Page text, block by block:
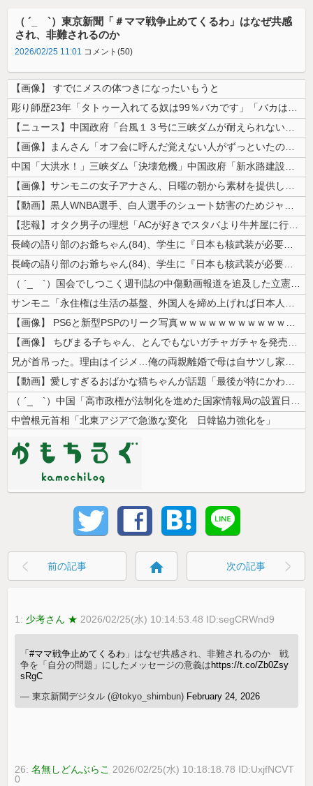
（ ´_ゝ`）東京新聞「＃ママ戦争止めてくるわ」はなぜ共感
され、非難されるのか
2026/02/25 11:01 コメント(50)
【画像】 すでにメスの体つきになったいもうと
彫り師歴23年「タトゥー入れてる奴は99％バカです」「バカは5000円...
【ニュース】中国政府「台風１３号に三峡ダムが耐えられない！全開放流しろ...
【画像】まんさん「オフ会に呼んだ覚えない人がずっといたので晒すわ」（パ...
中国「大洪水！」三峡ダム「決壊危機」中国政府「新水路建設！（三峡新水路...
【画像】サンモニの女子アナさん、日曜の朝から素材を提供してしまう
【動画】黒人WNBA選手、白人選手のシュート妨害のためジャンピング・ネ...
【悲報】オタク男子の理想「ACが好きでスタバより牛丼屋に行きたがる女」...
長崎の語り部のお爺ちゃん(84)、学生に『日本も核武装が必要』と言われ...
長崎の語り部のお爺ちゃん(84)、学生に『日本も核武装が必要』と言われ...
（ ´_ゝ`）国会でしつこく週刊誌の中傷動画報道を追及した立憲議員、自...
サンモニ「永住権は生活の基盤、外国人を締め上げれば日本人が生きやすくな...
【画像】 PS6と新型PSPのリーク写真ｗｗｗｗｗｗｗｗｗｗｗｗｗｗｗ...
【画像】 ちびまる子ちゃん、とんでもないガチャガチャを発売してしまうｗ...
兄が首吊った。理由はイジメ…俺の両親離婚で母は自サツし家庭崩壊→首謀者...
【動画】愛しすぎるおばかな猫ちゃんが話題「最後が特にかわいいｗ」
（ ´_ゝ`）中国「高市政権が法制化を進めた国家情報局の設置日が7月3...
中曽根元首相「北東アジアで急激な変化 日韓協力強化を」
前の記事 home 次の記事
1: 少考さん ★ 2026/02/25(水) 10:14:53.48 ID:segCRWnd9
「#ママ戦争止めてくるわ 」はなぜ共感され、非難されるのか 戦
争を「自分の問題」にしたメッセージの意義は https://t.co/Zb0Zsy
sRgC
— 東京新聞デジタル (@tokyo_shimbun) February 24, 2026
26:名無しどんぶらこ 2026/02/25(水) 10:18:18.78 ID:UxjfNCVT
0